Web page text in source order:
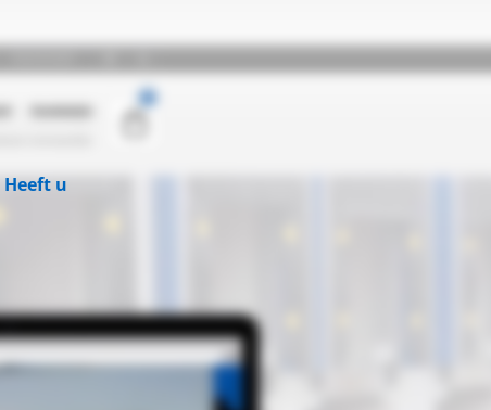
Heeft u